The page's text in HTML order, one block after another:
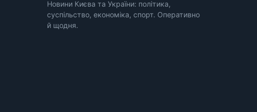
Новини Києва та України: політика,
суспільство, економіка, спорт. Оперативно
й щодня.